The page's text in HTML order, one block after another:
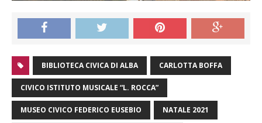
BIBLIOTECA CIVICA DI ALBA CARLOTTA BOFFA
CIVICO ISTITUTO MUSICALE “L. ROCCA”
MUSEO CIVICO FEDERICO EUSEBIO NATALE 2021